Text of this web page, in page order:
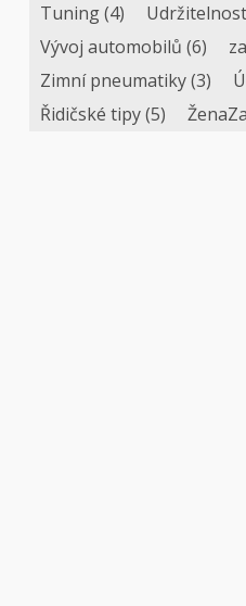
Tuning(4) Udržitelnost
Vývoj automobilů (6)
Zimní pneumatiky(3)
Řidičské tipy(5)